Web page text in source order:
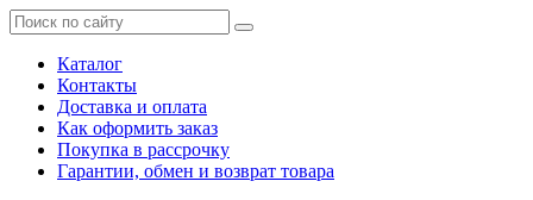
Каталог
Контакты
Доставка и оплата
Как оформить заказ
Покупка в рассрочку
Гарантии, обмен и возврат товара